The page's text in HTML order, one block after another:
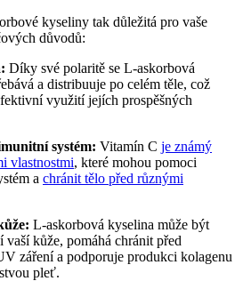
kyseliny tak důležitá pro vaše
důvodů:
Díky své polaritě se L-askorbová
a distribuuje po celém těle, což
využití jejích prospěšných
systém: Vitamín C je známý
vlastnostmi, které mohou pomoci
a chránit tělo před různými
L-askorbová kyselina může být
vaší kůže, pomáhá chránit před
záření a podporuje produkci kolagenu
pleť.